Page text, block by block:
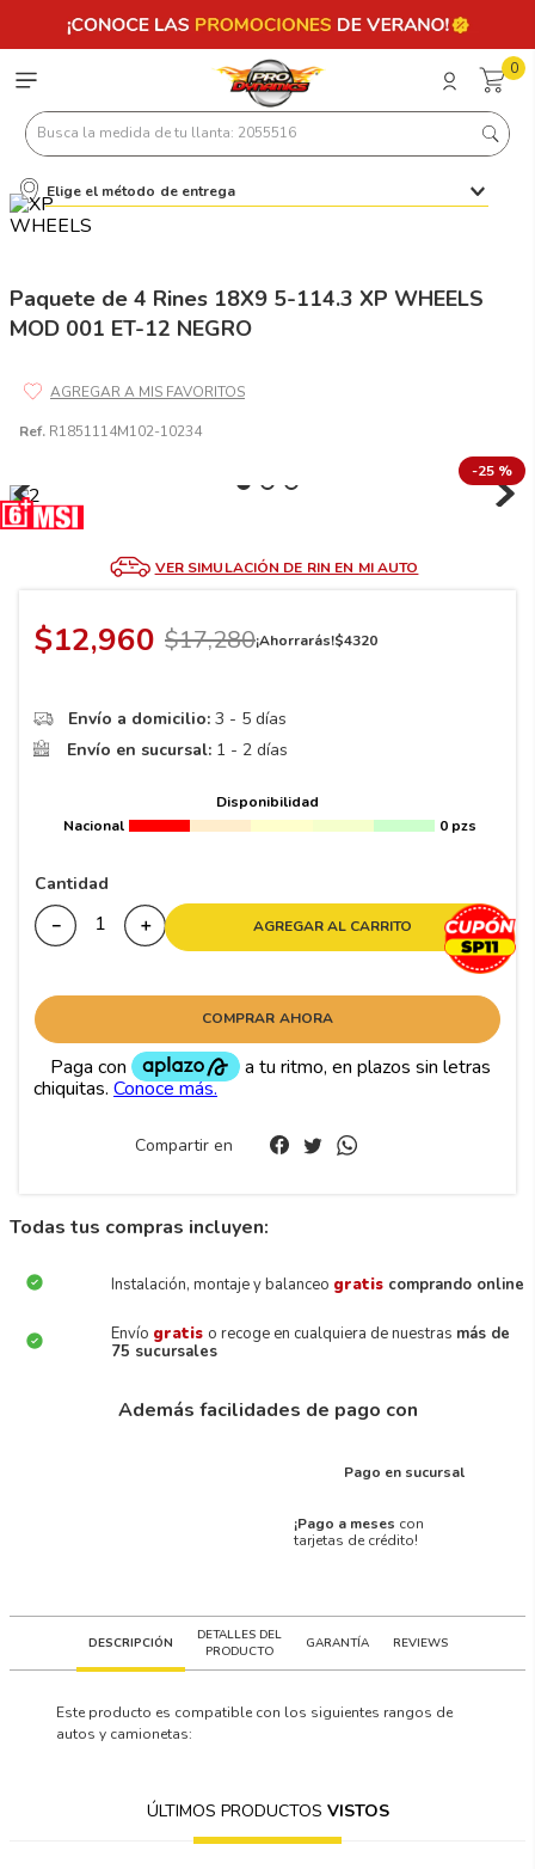
0
Busca la medida de tu llanta: 2055516
Elige el método de entrega
Paquete de 4 Rines 18X9 5-114.3 XP WHEELS
MOD 001 ET-12 NEGRO
Ref. R1851114M102-10234
-25 %
VER SIMULACIÓN DE RIN EN MI AUTO
$12,960 $17,280¡Ahorrarás!$4320
Envío a domicilio: 3 - 5 días
Envío en sucursal: 1 - 2 días
Disponibilidad
Nacional
0 pzs
Cantidad
＋
－ AGREGAR AL CARRITO
COMPRAR AHORA
Compartir en
Todas tus compras incluyen:
Instalación, montaje y balanceo gratis comprando online
Envío gratis o recoge en cualquiera de nuestras más de
75 sucursales
Además facilidades de pago con
Pago en sucursal
¡Pago a meses con
tarjetas de crédito!
DESCRIPCIÓN
DETALLES DEL
PRODUCTO
GARANTÍA REVIEWS
Este producto es compatible con los siguientes rangos de
autos y camionetas:
ÚLTIMOS PRODUCTOS VISTOS
Términos más buscados
7 245
9.195